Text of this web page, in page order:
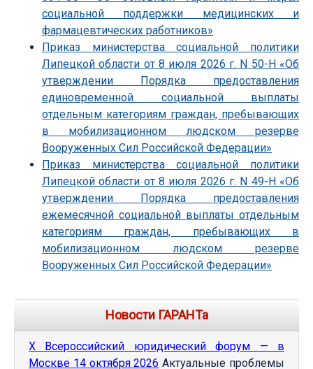
социальной поддержки медицинских и
фармацевтических работников»
Приказ министерства социальной политики
Липецкой области от 8 июля 2026 г. N 50-Н «Об
утверждении Порядка предоставления
единовременной социальной выплаты
отдельным категориям граждан, пребывающих
в мобилизационном людском резерве
Вооруженных Сил Российской Федерации»
Приказ министерства социальной политики
Липецкой области от 8 июля 2026 г. N 49-Н «Об
утверждении Порядка предоставления
ежемесячной социальной выплаты отдельным
категориям граждан, пребывающих в
мобилизационном людском резерве
Вооруженных Сил Российской Федерации»
Новости ГАРАНТа
Х Всероссийский юридический форум — в
Москве 14 октября 2026 Актуальные проблемы